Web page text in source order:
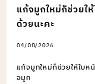
แก้จมูกใหม่ก็ช่วยใ
ด้วยนะคะ
04/08/2026
แก้จมูกใหม่ก็ช่วยให้ใบห
จมูก